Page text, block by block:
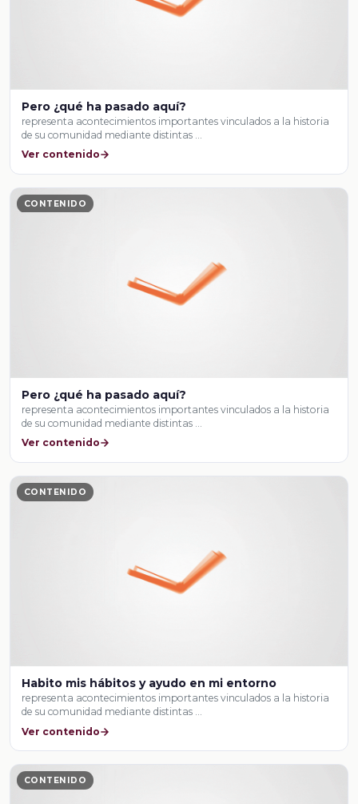
Pero ¿qué ha pasado aquí?
representa acontecimientos importantes vinculados a la historia
de su comunidad mediante distintas …
Ver contenido
CONTENIDO
Pero ¿qué ha pasado aquí?
representa acontecimientos importantes vinculados a la historia
de su comunidad mediante distintas …
Ver contenido
CONTENIDO
Habito mis hábitos y ayudo en mi entorno
representa acontecimientos importantes vinculados a la historia
de su comunidad mediante distintas …
Ver contenido
CONTENIDO